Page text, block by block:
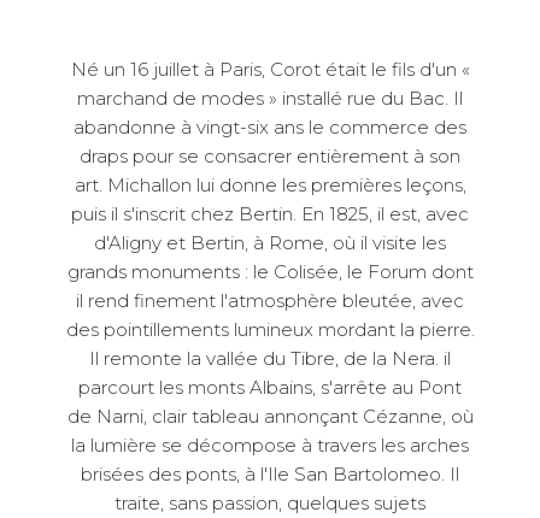
Né un 16 juillet à Paris, Corot était le fils d'un «
marchand de modes » installé rue du Bac. Il
abandonne à vingt-six ans le commerce des
draps pour se consacrer entièrement à son
art. Michallon lui donne les premières leçons,
puis il s'inscrit chez Bertin. En 1825, il est, avec
d'Aligny et Bertin, à Rome, où il visite les
grands monuments : le Colisée, le Forum dont
il rend finement l'atmosphère bleutée, avec
des pointillements lumineux mordant la pierre.
Il remonte la vallée du Tibre, de la Nera. il
parcourt les monts Albains, s'arrête au Pont
de Narni, clair tableau annonçant Cézanne, où
la lumière se décompose à travers les arches
brisées des ponts, à l'Ile San Bartolomeo. Il
traite, sans passion, quelques sujets